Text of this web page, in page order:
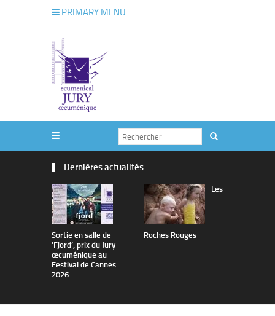
PRIMARY MENU
Dernières actualités
Sortie en salle de
’Fjord’, prix du Jury
œcuménique au
Festival de Cannes
2026
Les
Roches Rouges